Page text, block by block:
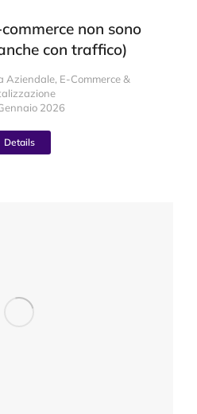
non sono
con traffico)
Aziendale, E-Commerce &
2026
Details